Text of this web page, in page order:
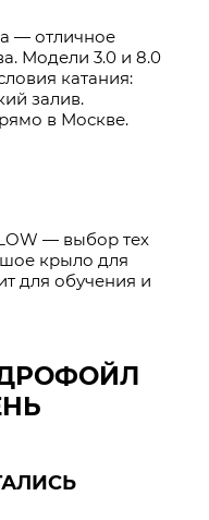
— отличное
Модели 3.0 и 8.0
катания:
залив.
в Москве.
— выбор тех
крыло для
для обучения и